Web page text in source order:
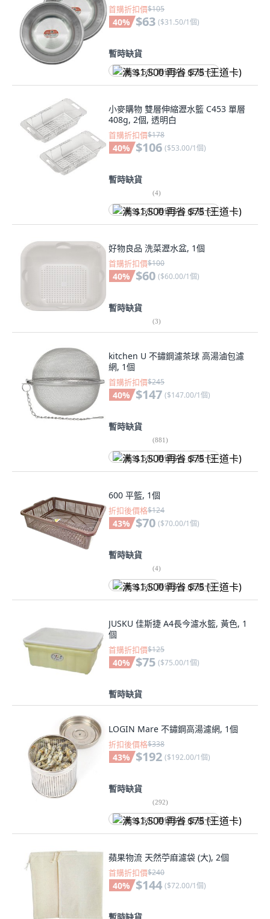
首購折扣價$105
40% $63 ($31.50/1個)
暫時缺貨
满 $1,500 再省 $75 (王道卡)
小麥購物 雙層伸縮瀝水籃 C453 單層
408g, 2個, 透明白
首購折扣價$178
40% $106 ($53.00/1個)
暫時缺貨
(4)
满 $1,500 再省 $75 (王道卡)
好物良品 洗菜瀝水盆, 1個
首購折扣價$100
40% $60 ($60.00/1個)
暫時缺貨
(3)
kitchen U 不鏽鋼濾茶球 高湯滷包濾
網, 1個
首購折扣價$245
40% $147 ($147.00/1個)
暫時缺貨
(881)
满 $1,500 再省 $75 (王道卡)
600 平籃, 1個
折扣後價格$124
43% $70 ($70.00/1個)
暫時缺貨
(4)
满 $1,500 再省 $75 (王道卡)
JUSKU 佳斯捷 A4長今濾水籃, 黃色, 1
個
首購折扣價$125
40% $75 ($75.00/1個)
暫時缺貨
LOGIN Mare 不鏽鋼高湯濾網, 1個
折扣後價格$338
43% $192 ($192.00/1個)
暫時缺貨
(292)
满 $1,500 再省 $75 (王道卡)
蘋果物流 天然苧麻濾袋 (大), 2個
首購折扣價$240
40% $144 ($72.00/1個)